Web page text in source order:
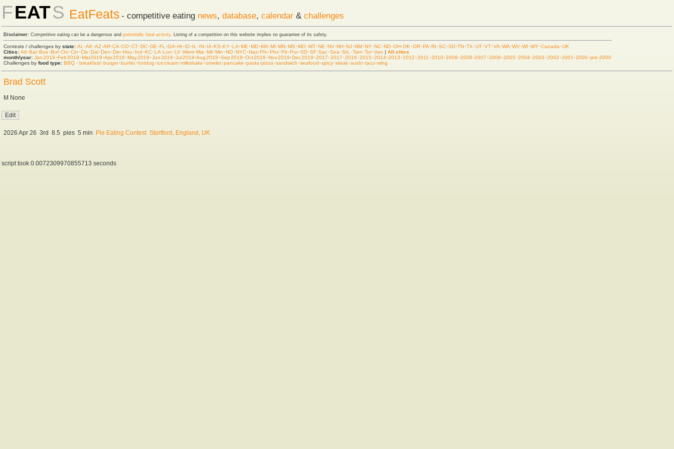
FEATS EatFeats - competitive eating news, database, calendar & challenges
Disclaimer: Competitive eating can be a dangerous and potentially fatal activity. Listing of a competition on this website implies no guarantee of its safety.
Contests / challenges by state: AL ·AK ·AZ·AR·CA·CO·CT·DC·DE ·FL ·GA·HI ·ID·IL ·IN·IA·KS·KY·LA·ME ·MD·MA·MI·MN·MS·MO·MT·NE ·NV·NH·NJ·NM·NY·NC·ND·OH·OK ·OR·PA·RI ·SC·SD·TN·TX ·UT·VT·VA·WA·WV·WI ·WY·Canada ·UK
Cities: Atl·Bal·Bos·Buf·Chi·Cin ·Cle ·Dal·Den ·Det·Hou ·Ind ·KC·LA·Lon ·LV·Mem·Mia ·Mil·Min ·NO·NYC·Nas·Phi·Phx·Pit·Por·SD·SF·Sac·Sea ·StL ·Tam·Tor·Van | All cities
month/year: Jan 2019 ·Feb 2019 ·Mar 2019 ·Apr 2019 ·May 2019 ·Jun 2019 ·Jul 2019·Aug 2019 ·Sep 2019 ·Oct 2019 ·Nov 2019·Dec 2019 ·2017 ·2017 ·2016 ·2015 ·2014·2013 ·2012 ·2011 ·2010·2009 ·2008 ·2007 ·2006 ·2005 ·2004·2003 ·2002 ·2001 ·2000·pre-2000
Challenges by food type: BBQ · breakfast·burger·burrito·hot dog ·ice cream·milkshake ·omelet·pancake ·pasta ·pizza ·sandwich ·seafood ·spicy·steak·sushi·taco·wing
Brad Scott
M None
2026 Apr 26 3rd 8.5 pies 5 min Pie Eating Contest Stortford, England, UK
script took 0.0072309970855713 seconds